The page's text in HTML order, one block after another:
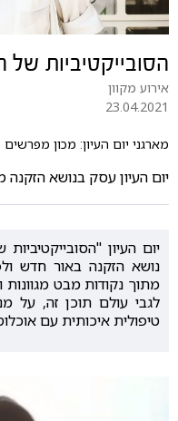
הסובייקטיביות של
אירוע מקוון
23.04.2021
מארגני יום העיון: מכון מפרשים
יום העיון עסק בנושא
יום העיון
נושא הזקנה באור חדש
מתוך נקודות מבט
לגבי עולם תוכן זה, על
טיפולית איכותית עם